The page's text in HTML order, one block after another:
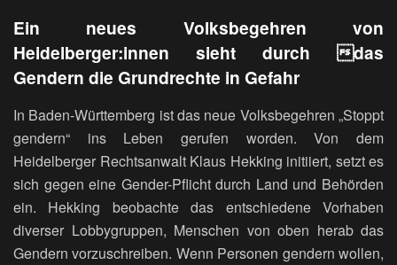
Ein neues Volksbegehren von
Heidelberger:innen sieht durch das
Gendern die Grundrechte in Gefahr
In Baden-Württemberg ist das neue Volksbegehren „Stoppt
gendern“ ins Leben gerufen worden. Von dem
Heidelberger Rechtsanwalt Klaus Hekking initiiert, setzt es
sich gegen eine Gender-Pflicht durch Land und Behörden
ein. Hekking beobachte das entschiedene Vorhaben
diverser Lobbygruppen, Menschen von oben herab das
Gendern vorzuschreiben. Wenn Personen gendern wollen,